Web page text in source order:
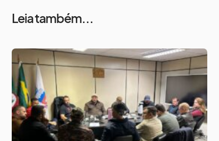
Leia também...